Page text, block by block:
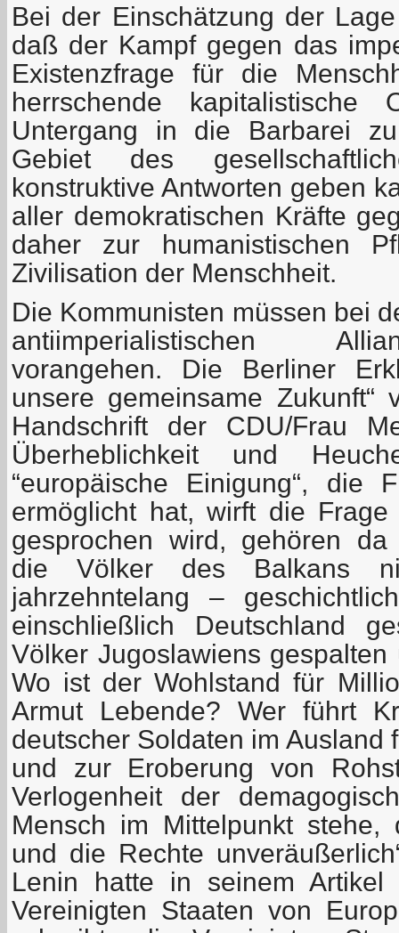
Bei der Einschätzung der
daß der Kampf gegen das
Existenzfrage für die
herrschende kapitalistische
Untergang in die Barbarei
Gebiet des
konstruktive Antworten geben
aller demokratischen Kräfte
daher zur humanistischen
Zivilisation der Menschheit.
Die Kommunisten müssen bei
antiimperialistischen
vorangehen. Die Berliner
unsere gemeinsame
Handschrift der CDU/Frau
Überheblichkeit und
“europäische Einigung“, die
ermöglicht hat, wirft die
gesprochen wird, gehören
die Völker des Balkans
jahrzehntelang –
einschließlich Deutschland
Völker Jugoslawiens
Wo ist der Wohlstand für
Armut Lebende? Wer führt
deutscher Soldaten im Ausland
und zur Eroberung von
Verlogenheit der
Mensch im Mittelpunkt stehe,
und die Rechte
Lenin hatte in seinem
Vereinigten Staaten von